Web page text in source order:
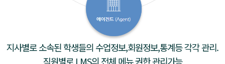
지사별로 소속된 학생들의 수업정보,회원정보,통계등 각각 관리.
직원별로 LMS의 전체 메뉴 권한 관리가능